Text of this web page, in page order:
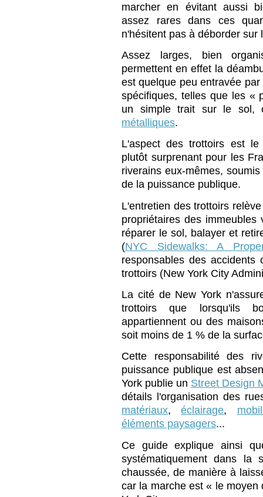
marcher en évitant aussi
assez rares dans ces
n'hésitent pas à déborder sur
Assez larges, bien
permettent en effet la
est quelque peu entravée
spécifiques, telles que les «
un simple trait sur le sol,
métalliques.
L'aspect des trottoirs est
plutôt surprenant pour les
riverains eux-mêmes,
de la puissance publique.
L'entretien des trottoirs
propriétaires des
réparer le sol, balayer et
(NYC Sidewalks: A
responsables des
trottoirs (New York City
La cité de New York
trottoirs que lorsqu'ils
appartiennent ou des
soit moins de 1 % de la
Cette responsabilité des
puissance publique est
York publie un Street Design
détails l'organisation des
matériaux,éclairage,
éléments paysagers...
Ce guide explique ainsi
systématiquement dans
chaussée, de manière à
car la marche est « le